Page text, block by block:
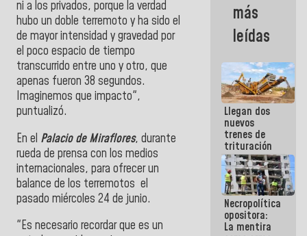
ni a los privados, porque la verdad
hubo un doble terremoto y ha sido el
de mayor intensidad y gravedad por
el poco espacio de tiempo
transcurrido entre uno y otro, que
apenas fueron 38 segundos.
Imaginemos que impacto",
puntualizó.
En el Palacio de Miraflores, durante
rueda de prensa con los medios
internacionales, para ofrecer un
balance de los terremotos el
pasado miércoles 24 de junio.
"Es necesario recordar que es un
de frente
contra el
Pueblo
más
leídas
Llegan dos
nuevos
trenes de
trituración
para
optimizar
manejo de
escombros
en La Guaira
Necropolítica
opositora:
La mentira